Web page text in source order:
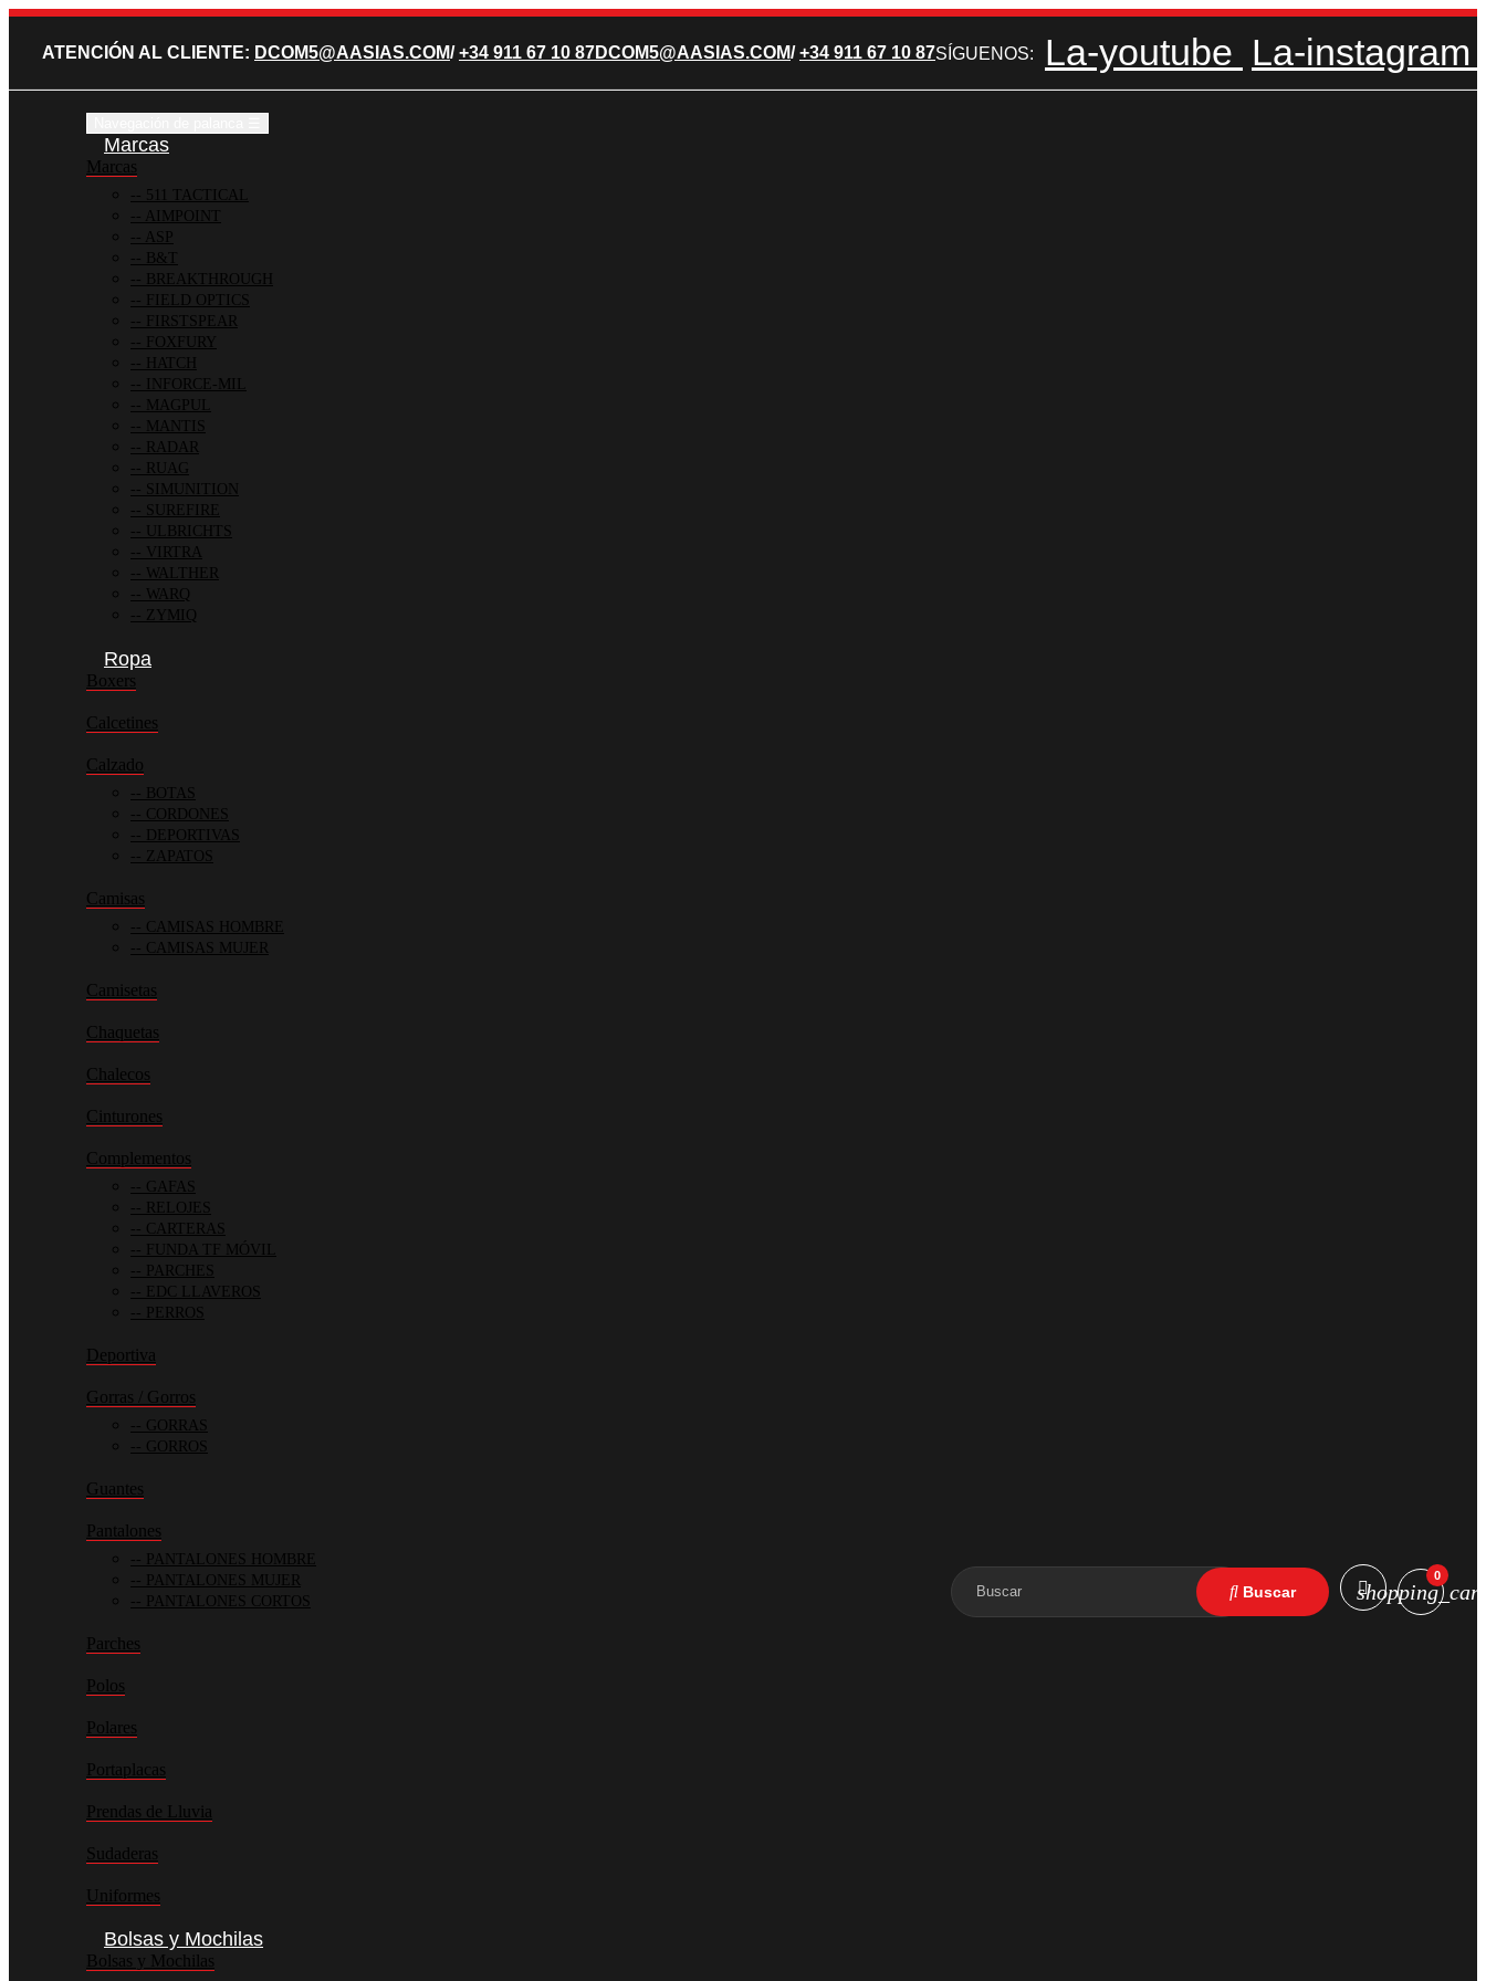
ATENCIÓN AL CLIENTE: DCOM5@AASIAS.COM/+34 911 67 10 87DCOM5@AASIAS.COM/+34 911 67 10 87SÍGUENOS: La-youtube La-instagram
Marcas
Marcas
511 TACTICAL
AIMPOINT
ASP
B&T
BREAKTHROUGH
FIELD OPTICS
FIRSTSPEAR
FOXFURY
HATCH
INFORCE-MIL
MAGPUL
MANTIS
RADAR
RUAG
SIMUNITION
SUREFIRE
ULBRICHTS
VIRTRA
WALTHER
WARQ
ZYMIQ
Ropa
Boxers
Calcetines
Calzado
BOTAS
CORDONES
DEPORTIVAS
ZAPATOS
Camisas
CAMISAS HOMBRE
CAMISAS MUJER
Camisetas
Chaquetas
Chalecos
Cinturones
Complementos
GAFAS
RELOJES
CARTERAS
FUNDA TF MÓVIL
PARCHES
EDC LLAVEROS
PERROS
Deportiva
Gorras / Gorros
GORRAS
GORROS
Guantes
Pantalones
PANTALONES HOMBRE
PANTALONES MUJER
PANTALONES CORTOS
Parches
Polos
Polares
Portaplacas
Prendas de Lluvia
Sudaderas
Uniformes
Bolsas y Mochilas
Bolsas y Mochilas
shopping_cart
0